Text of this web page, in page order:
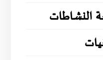
النشاطات